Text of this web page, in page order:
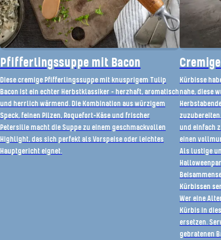
Pfifferlingssuppe mit Bacon
Diese cremige Pfifferlingssuppe mit knusprigem Tulip
Bacon ist ein echter Herbstklassiker – herzhaft, aromatisch
und herrlich wärmend. Die Kombination aus würzigem
Speck, feinen Pilzen, Roquefort-Käse und frischer
Petersilie macht die Suppe zu einem geschmackvollen
Highlight, das sich perfekt als Vorspeise oder leichtes
Hauptgericht eignet.
Kürbisse
nahe, diese
und einfach
einen
Als lustige
Kürbissen
Wer eine
Kürbis in
ersetzen.
gebratenen